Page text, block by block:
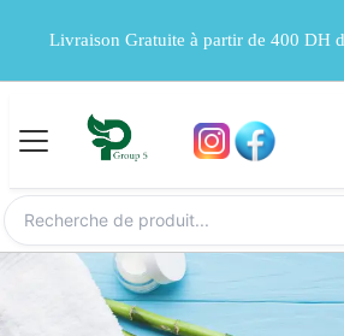
Livraison Gratuite à partir de 400 DH